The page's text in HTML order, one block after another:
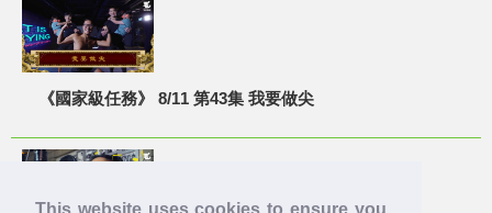
《國家級任務》 8/11 第43集 我要做尖